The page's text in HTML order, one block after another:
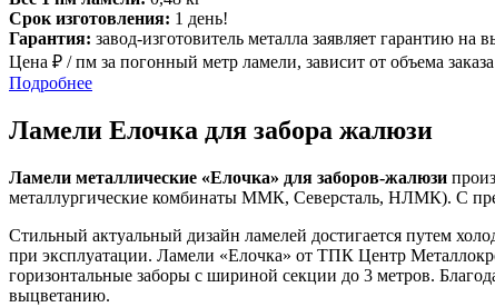
Срок изготовления: 1 день!
Гарантия: завод-изготовитель металла заявляет гарантию
Цена ₽ / пм за погонный метр ламели, зависит от объема заказа
Подробнее
Ламели Елочка для забора жалюзи
Ламели металлические «Елочка» для заборов-жалюзи
металлургические комбинаты ММК, Северсталь, НЛМК). С
Стильный актуальный дизайн ламелей достигается путем
при эксплуатации. Ламели «Елочка» от ТПК Центр
горизонтальные заборы с шириной секции до 3 метров.
выцветанию.